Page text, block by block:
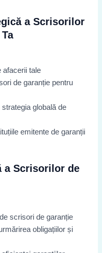
a Scrisorilor
afacerii tale
de garanție pentru
globală de
emitente de garanții
a Scrisorilor de
scrisori de garanție
obligațiilor și